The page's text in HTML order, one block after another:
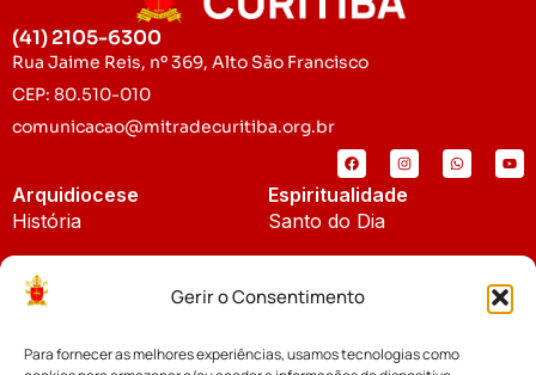
Gerir o Consentimento
Para fornecer as melhores experiências, usamos tecnologias como
(41) 2105-6300
Rua Jaime Reis, nº 369, Alto São Francisco
CEP: 80.510-010
comunicacao@mitradecuritiba.org.br
Arquidiocese
História
Padroeira
Espiritualidade
Santo do Dia
Notícias
Cúria Diocesana